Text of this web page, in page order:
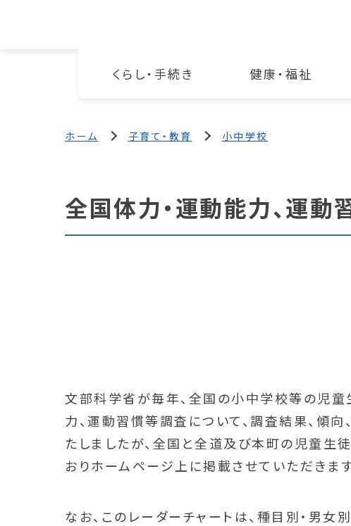
くらし・手続き 健康・福祉
ホーム 子育て・教育 小中学校
全国体力・運動能力、運
文部科学省が毎年、全国の小中学校等の児
力、運動習慣等調査について、調査結果、傾
たしましたが、全国と全道及び本町の児童生
おりホームページ上に掲載させていただきます
なお、このレーダーチャートは、種目別・男